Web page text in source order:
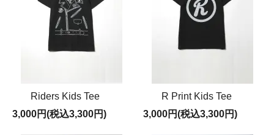
Riders Kids Tee
3,000円(税込3,300円)
R Print Kids Tee
3,000円(税込3,300円)